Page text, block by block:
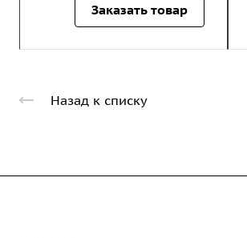
Заказать товар
Назад к списку